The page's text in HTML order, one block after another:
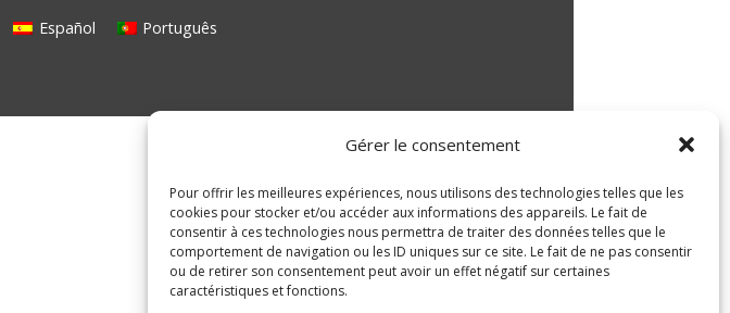
Gérer le consentement
Pour offrir les meilleures expériences, nous utilisons des technologies telles que les
cookies pour stocker et/ou accéder aux informations des appareils. Le fait de
consentir à ces technologies nous permettra de traiter des données telles que le
comportement de navigation ou les ID uniques sur ce site. Le fait de ne pas consentir
ou de retirer son consentement peut avoir un effet négatif sur certaines
caractéristiques et fonctions.
Español Português